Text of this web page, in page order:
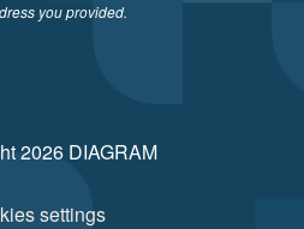
you provided.
2026 DIAGRAM
settings